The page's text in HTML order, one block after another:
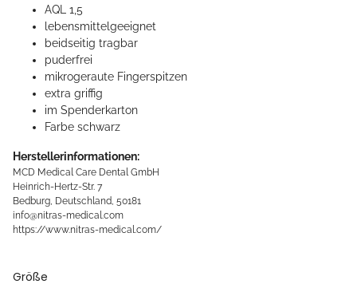
AQL 1,5
lebensmittelgeeignet
beidseitig tragbar
puderfrei
mikrogeraute Fingerspitzen
extra griffig
im Spenderkarton
Farbe schwarz
Herstellerinformationen:
MCD Medical Care Dental GmbH
Heinrich-Hertz-Str. 7
Bedburg, Deutschland, 50181
info@nitras-medical.com
https://www.nitras-medical.com/
Größe